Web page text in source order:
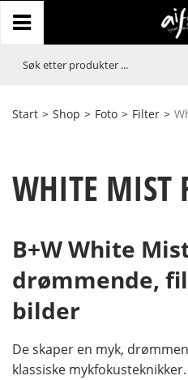
Start > Shop > Foto > Filter >
WHITE MIST
B+W White
drømmende,
bilder
De skaper en myk,
klassiske